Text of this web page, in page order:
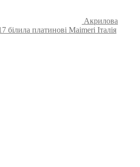
Акрилова
платинові Maimeri Італія